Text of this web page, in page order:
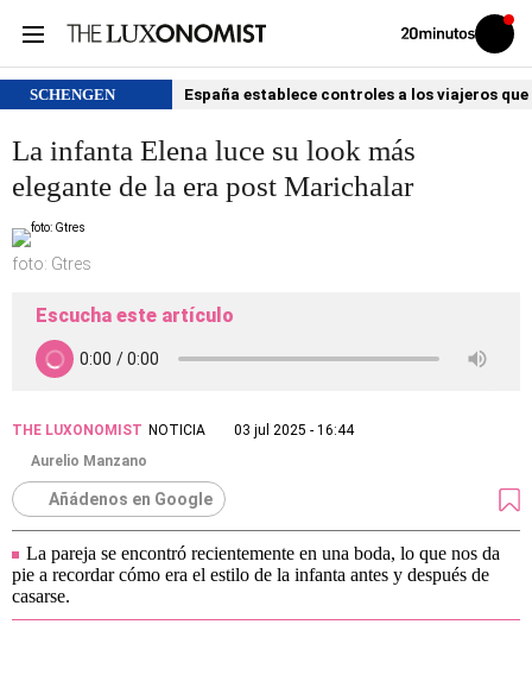
Volver
Iniciar
sesión
SCHENGEN España establece controles a los viajeros
La infanta Elena luce su look más
elegante de la era post Marichalar
foto: Gtres
Escucha este artículo
THE LUXONOMIST NOTICIA
03 jul 2025 - 16:44
Aurelio Manzano
Añádenos en Google
La pareja se encontró recientemente en una boda, lo que nos da
pie a recordar cómo era el estilo de la infanta antes y después de
casarse.